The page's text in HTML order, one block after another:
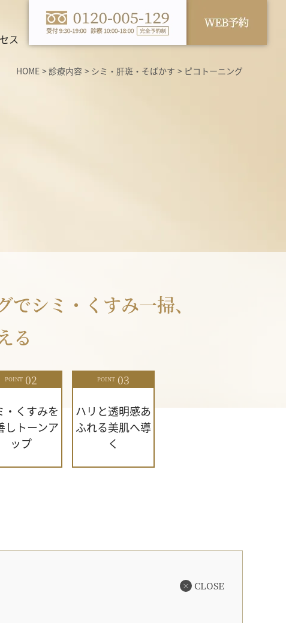
ス
HOME 診療内容 シミ・肝斑・そばかす ピコトーニング
でシミ・くすみ一掃、
る
POINT 02
・くすみを
しトーンア
ップ
POINT 03
ハリと透明感あ
ふれる美肌へ導
く
CLOSE